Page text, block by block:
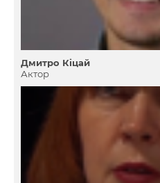
Дмитро Кіцай
Актор